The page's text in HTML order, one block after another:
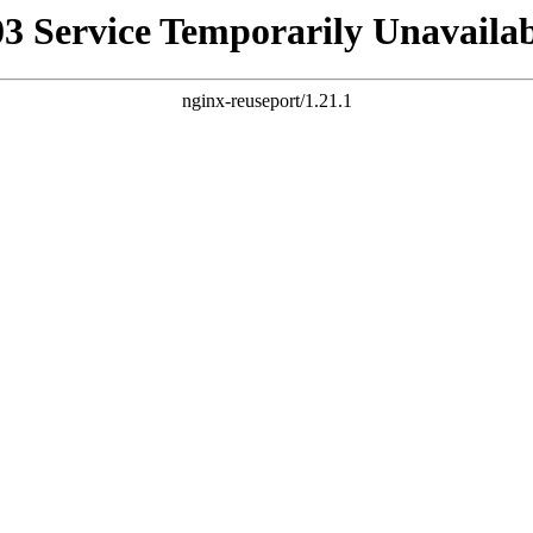
Service Temporarily
nginx-reuseport/1.21.1